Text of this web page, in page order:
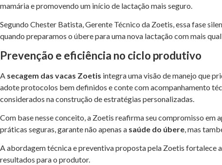
mamária e promovendo um início de lactação mais seguro.
Segundo Chester Batista, Gerente Técnico da Zoetis, essa fase
quando preparamos o úbere para uma nova lactação com mais
Prevenção e eficiência no ciclo produtivo
A secagem das vacas Zoetis integra uma visão de manejo que
adote protocolos bem definidos e conte com acompanhamento
considerados na construção de estratégias personalizadas.
Com base nesse conceito, a Zoetis reafirma seu compromisso
práticas seguras, garante não apenas a saúde do úbere, mas
A abordagem técnica e preventiva proposta pela Zoetis fortalece
resultados para o produtor.